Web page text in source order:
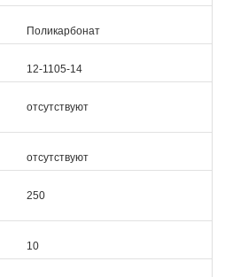
Поликарбонат
12-1105-14
отсутствуют
отсутствуют
250
10